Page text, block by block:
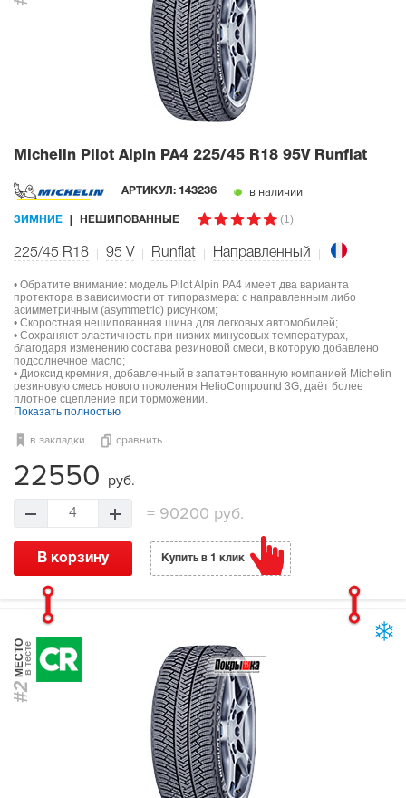
Michelin Pilot Alpin PA4 225/45 R18 95V Runflat
АРТИКУЛ: 143236 в наличии
ЗИМНИЕ НЕШИПОВАННЫЕ (1)
225/45 R18 95 V Runflat Направленный
• Обратите внимание: модель Pilot Alpin PA4 имеет два варианта
протектора в зависимости от типоразмера: с направленным либо
асимметричным (asymmetric) рисунком;
• Скоростная нешипованная шина для легковых автомобилей;
• Сохраняют эластичность при низких минусовых температурах,
благодаря изменению состава резиновой смеси, в которую добавлено
подсолнечное масло;
• Диоксид кремния, добавленный в запатентованную компанией Michelin
резиновую смесь нового поколения HelioCompound 3G, даёт более
плотное сцепление при торможении.
Показать полностью
в закладки сравнить
22550 руб.
4 = 90200 руб.
В корзину Купить в 1 клик
#2
МЕСТОв тесте